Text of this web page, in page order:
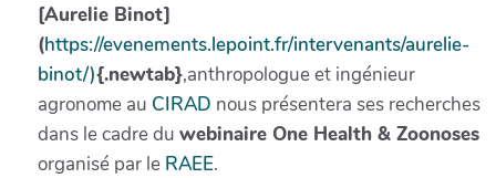
[Aurelie Binot]
(https://evenements.lepoint.fr/intervenants/aurelie-
binot/){.newtab},anthropologue et ingénieur
agronome au CIRAD nous présentera ses recherches
dans le cadre du webinaire One Health & Zoonoses
organisé par le RAEE.